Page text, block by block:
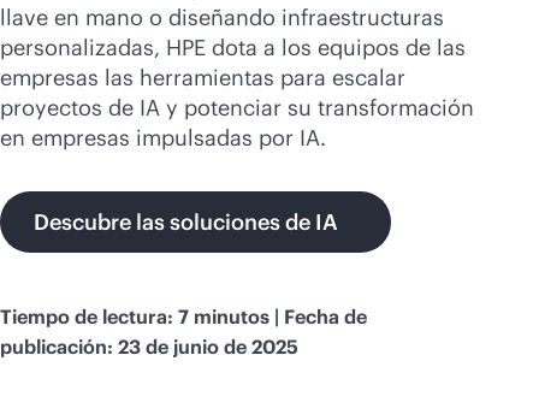
llave en mano o diseñando infraestructuras
personalizadas, HPE dota a los equipos de las
empresas las herramientas para escalar
proyectos de IA y potenciar su transformación
en empresas impulsadas por IA.
Descubre las soluciones de IA
Tiempo de lectura: 7 minutos | Fecha de
publicación: 23 de junio de 2025